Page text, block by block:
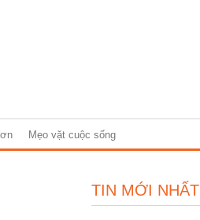
Mẹo vặt cuộc sống
TIN MỚI NHẤT